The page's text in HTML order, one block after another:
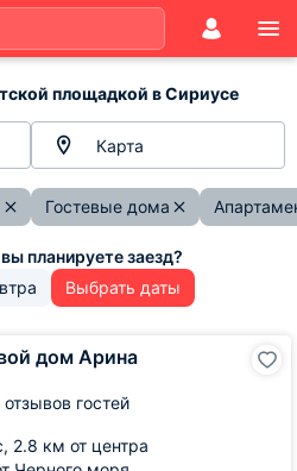
площадкой в Сириусе
Карта
Гостевые дома
Выбрать даты
дом Арина
отзывов гостей
2.8 км от центра